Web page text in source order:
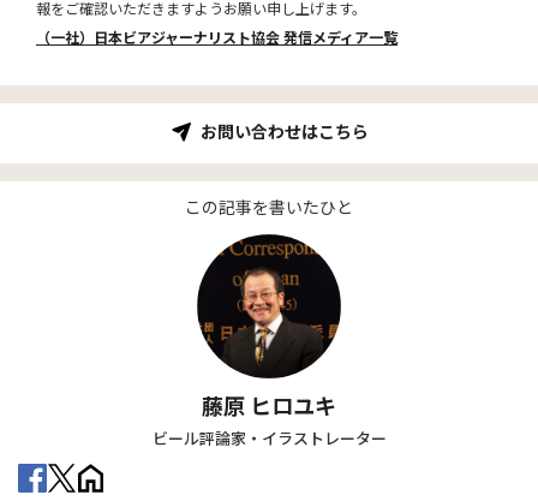
報をご確認いただきますようお願い申し上げます。
（一社）日本ビアジャーナリスト協会 発信メディア一覧
お問い合わせはこちら
この記事を書いたひと
藤原 ヒロユキ
ビール評論家・イラストレーター